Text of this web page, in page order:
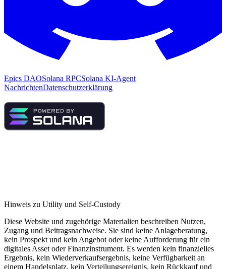
Epics DAOSolana RPCSolana KI-Agent
NachrichtenDatenschutzerklärung
Hinweis zu Utility und Self-Custody
Diese Website und zugehörige Materialien beschreiben Nutzen,
Zugang und Beitragsnachweise. Sie sind keine Anlageberatung,
kein Prospekt und kein Angebot oder keine Aufforderung für ein
digitales Asset oder Finanzinstrument. Es werden kein finanzielles
Ergebnis, kein Wiederverkaufsergebnis, keine Verfügbarkeit an
einem Handelsplatz, kein Verteilungsereignis, kein Rückkauf und